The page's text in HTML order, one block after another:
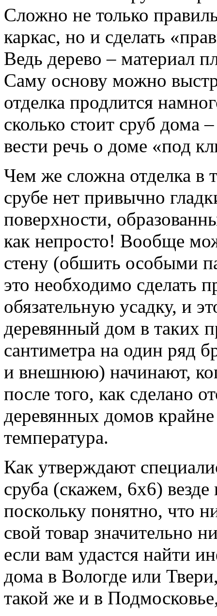
Сложно не только
каркас, но и сделать
Ведь дерево – материал
Саму основу можно
отделка продлится
сколько стоит сруб дома
вести речь о доме «под
Чем же сложна отделка в
срубе нет привычно
поверхности,
как непросто! Вообще
стену (обшить особыми
это необходимо сделать
обязательную усадку, и
деревянный дом в таких
сантиметра на один ряд
и внешнюю) начинают,
после того, как сделано
деревянных домов
температура.
Как утверждают
сруба (скажем, 6х6)
поскольку понятно, что
свой товар значительно
если вам удастся найти
дома в Вологде или
такой же и в